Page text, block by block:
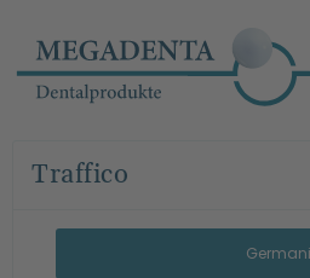
Traffico